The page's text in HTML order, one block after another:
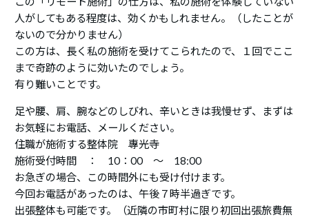
人がしてもある程度は、効くかもしれません。（したことが
ないので分かりません）
この方は、長く私の施術を受けてこられたので、１回でここ
まで奇跡のように効いたのでしょう。
有り難いことです。
足や腰、肩、腕などのしびれ、辛いときは我慢せず、まずは
お気軽にお電話、メールください。
住職が施術する整体院 專光寺
施術受付時間 ： 10：00 ～ 18:00
お急ぎの場合、この時間外にも受け付けます。
今回お電話があったのは、午後７時半過ぎです。
出張整体も可能です。（近隣の市町村に限り初回出張旅費無